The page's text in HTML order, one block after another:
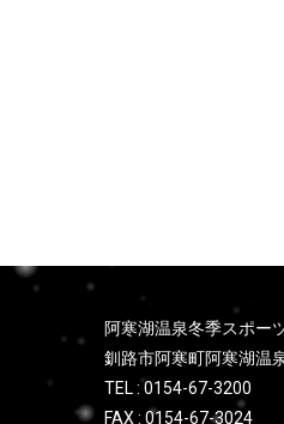
阿寒湖温泉冬季スポー
釧路市阿寒町阿寒湖温
TEL : 0154-67-3200
FAX : 0154-67-3024